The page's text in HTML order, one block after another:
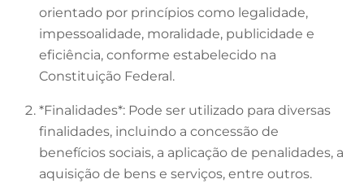
orientado por princípios como legalidade,
impessoalidade, moralidade, publicidade e
eficiência, conforme estabelecido na
Constituição Federal.
*Finalidades*: Pode ser utilizado para diversas
finalidades, incluindo a concessão de
benefícios sociais, a aplicação de penalidades, a
aquisição de bens e serviços, entre outros.